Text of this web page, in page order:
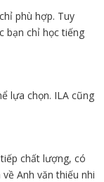
phù hợp. Tuy
bạn chỉ học tiếng
lựa chọn. ILA cũng
chất lượng, có
Anh văn thiếu nhi